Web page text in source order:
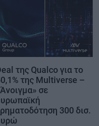
της Qualco για το
της Multiverse –
σε
300 δισ.